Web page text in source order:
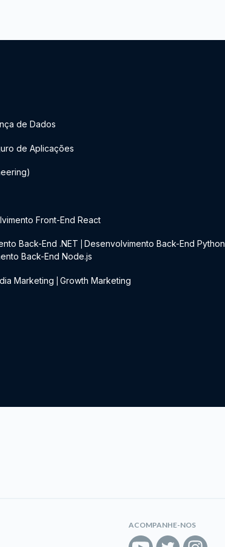
de Dados
de Aplicações
Front-End React
Back-End .NET Desenvolvimento Back-End Python
Back-End Node.js
Marketing Growth Marketing
ACOMPANHE-NOS